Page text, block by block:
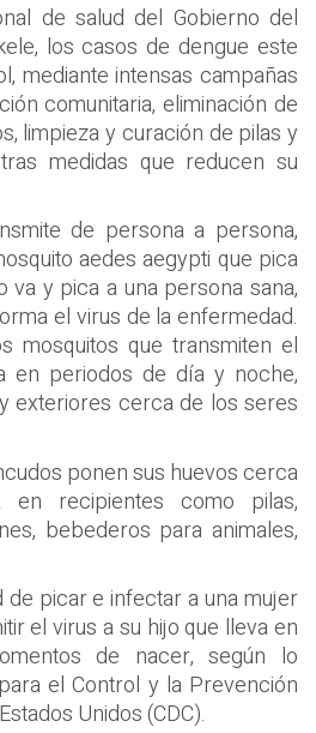
de salud del Gobierno del
los casos de dengue este
mediante intensas campañas
comunitaria, eliminación de
limpieza y curación de pilas y
medidas que reducen su
de persona a persona,
aedes aegypti que pica
va y pica a una persona sana,
el virus de la enfermedad.
mosquitos que transmiten el
en periodos de día y noche,
exteriores cerca de los seres
ponen sus huevos cerca
en recipientes como pilas,
bebederos para animales,
de picar e infectar a una mujer
el virus a su hijo que lleva en
de nacer, según lo
el Control y la Prevención
Unidos (CDC).